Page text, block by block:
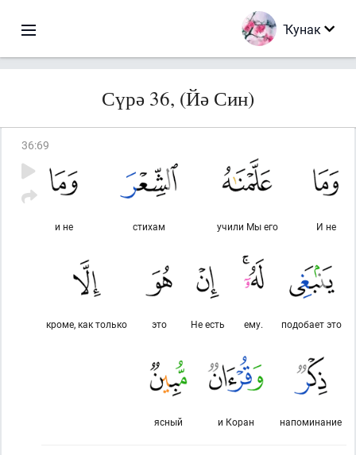
Ҡунак
Сүрә 36, (Йә Син)
36:69
И не
учили Мы его
стихам
и не
подобает это
ему.
Не есть
это
кроме, как только
напоминание
и Коран
ясный